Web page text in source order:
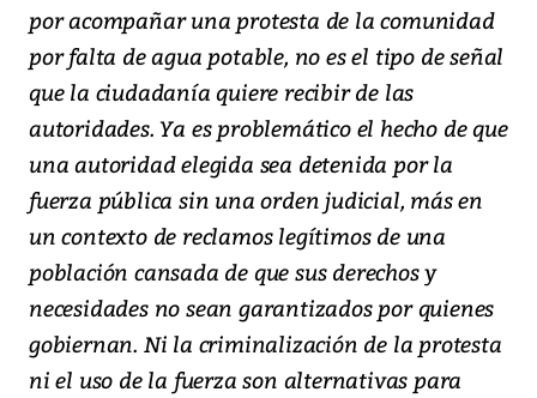
por acompañar una protesta de la comunidad
por falta de agua potable, no es el tipo de señal
que la ciudadanía quiere recibir de las
autoridades. Ya es problemático el hecho de que
una autoridad elegida sea detenida por la
fuerza pública sin una orden judicial, más en
un contexto de reclamos legítimos de una
población cansada de que sus derechos y
necesidades no sean garantizados por quienes
gobiernan. Ni la criminalización de la protesta
ni el uso de la fuerza son alternativas para